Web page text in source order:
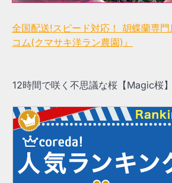
全国配送!スピード対応！ 胡蝶蘭専
コム(クマサキ洋ラン農園)』
12時間で咲く不思議な桜【Magic桜】